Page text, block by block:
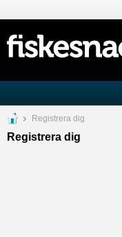
Registrera dig
Registrera dig